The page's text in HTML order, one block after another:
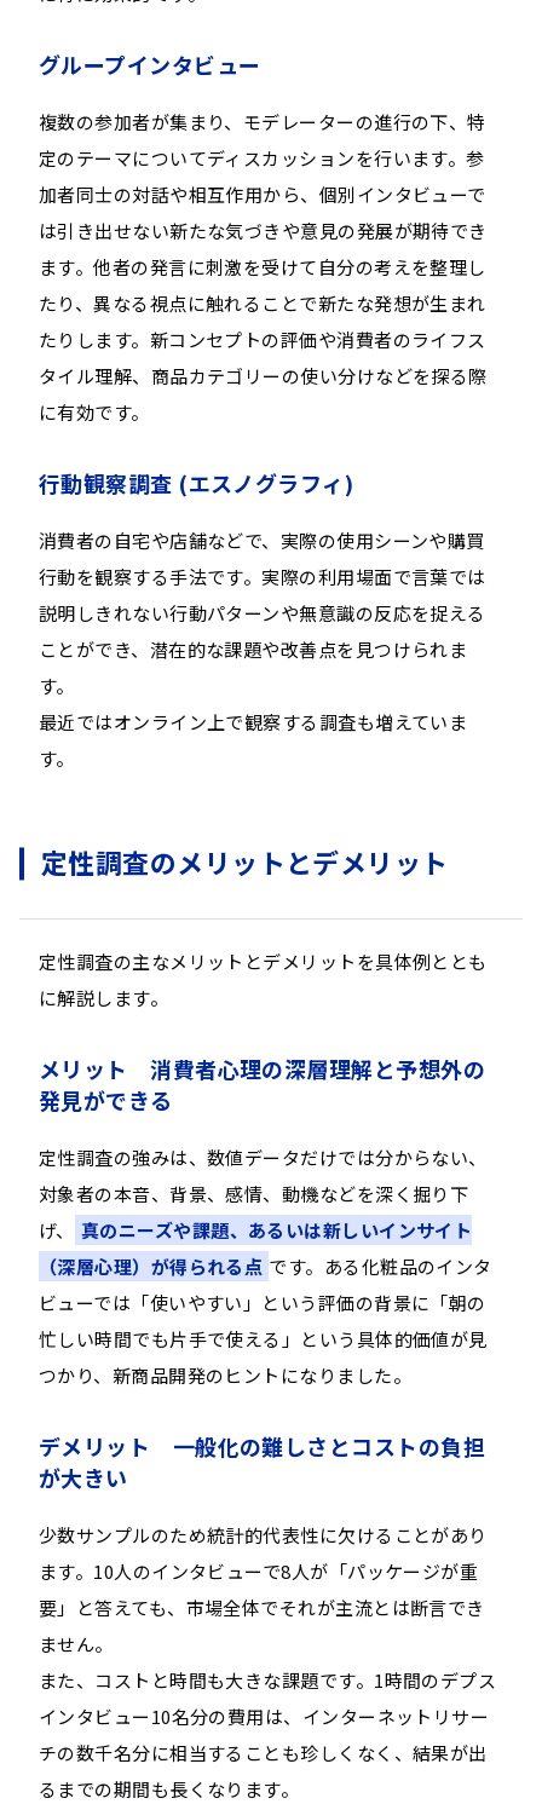
グループインタビュー
複数の参加者が集まり、モデレーターの進行の下、特
定のテーマについてディスカッションを行います。参
加者同士の対話や相互作用から、個別インタビューで
は引き出せない新たな気づきや意見の発展が期待でき
ます。他者の発言に刺激を受けて自分の考えを整理し
たり、異なる視点に触れることで新たな発想が生まれ
たりします。新コンセプトの評価や消費者のライフス
タイル理解、商品カテゴリーの使い分けなどを探る際
に有効です。
行動観察調査 (エスノグラフィ)
消費者の自宅や店舗などで、実際の使用シーンや購買
行動を観察する手法です。実際の利用場面で言葉では
説明しきれない行動パターンや無意識の反応を捉える
ことができ、潜在的な課題や改善点を見つけられま
す。
最近ではオンライン上で観察する調査も増えていま
す。
定性調査のメリットとデメリット
定性調査の主なメリットとデメリットを具体例ととも
に解説します。
メリット 消費者心理の深層理解と予想外の
発見ができる
定性調査の強みは、数値データだけでは分からない、
対象者の本音、背景、感情、動機などを深く掘り下
げ、
真のニーズや課題、あるいは新しいインサイト
（深層心理）が得られる点 です。ある化粧品のインタ
ビューでは「使いやすい」という評価の背景に「朝の
忙しい時間でも片手で使える」という具体的価値が見
つかり、新商品開発のヒントになりました。
デメリット 一般化の難しさとコストの負担
が大きい
少数サンプルのため統計的代表性に欠けることがあり
ます。10人のインタビューで8人が「パッケージが重
要」と答えても、市場全体でそれが主流とは断言でき
ません。
また、コストと時間も大きな課題です。1時間のデプス
インタビュー10名分の費用は、インターネットリサー
チの数千名分に相当することも珍しくなく、結果が出
るまでの期間も長くなります。